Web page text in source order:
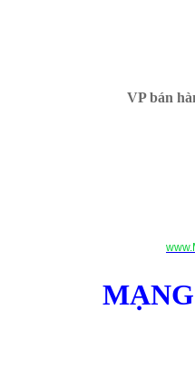
VP bán h